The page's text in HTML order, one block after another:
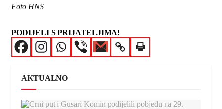
Foto HNS
PODIJELI S PRIJATELJIMA!
AKTUALNO